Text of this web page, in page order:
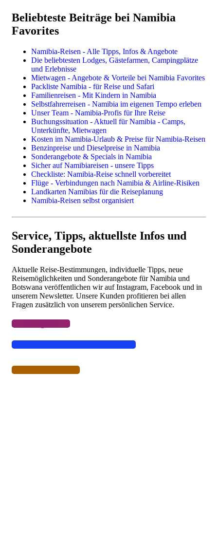
Selbstfahrerreisen im Mietwagen oder Camper
Privat geführte Reisen
Kleingruppen- & Gruppenreisen
Kleingruppenreisen im Safaribus
Geführte Selbstfahrerreisen
Flugsafaris
Reisethemen
Familienreisen
Camping in Namibia
Fotoreisen & Fotosafari
Einzelne Leistungen
Camper & Mietwagen
Lodges, Camps, Gästefarmen, Hotels
Camper & Mietwagen Übersicht
Dachzelt-Camper
Bushcamper & Wohnmobile
Buchungssituation 2025 & 2026
Packliste für Safari & Reise
Highlights, Sehenswürdigkeiten, Reiseregionen
Preise & Kosten in Namibia
Landkarten & Reiseführer
Impfungen, Malariaprophylaxe, Sicherheit
Reiserouten
Flüge
Mietwagen
Lodges, Gästefarmen, Hotels
Camping & Campingplätze
Beliebteste Beiträge bei Namibia
Favorites
Namibia-Reisen - Alle Tipps, Infos & Angebote
Die beliebtesten Lodges, Gästefarmen, Campingplätze
und Erlebnisse
Mietwagen - Angebote & Vorteile bei Namibia Favorites
Packliste Namibia - für Reise und Safari
Familienreisen - Mit Kindern in Namibia
Selbstfahrerreisen - Namibia im eigenen Tempo erleben
Unser Team - Namibia-Profis für Ihre Reise
Buchungssituation - Aktuell für Namibia - Camps,
Unterkünfte, Mietwagen
Kosten im Namibia-Urlaub & Preise für Namibia-Reisen
Benzinpreise und Dieselpreise in Namibia
Sonderangebote & Specials in Namibia
Sicher auf Namibiareisen - unsere Tipps
Checkliste: Namibia-Reise schnell vorbereitet
Flüge - Verbindungen nach Namibia & Airline-Risiken
Landkarten Namibias für die Reiseplanung
Namibia-Reisen selbst organisiert
Service, Tipps, aktuellste Infos und
Sonderangebote
Aktuelle Reise-Bestimmungen, individuelle Tipps, neue
Reisemöglichkeiten und Sonderangebote für Namibia und
Botswana veröffentlichen wir auf Instagram, Facebook und in
unserem Newsletter. Unsere Kunden profitieren bei allen
Fragen zusätzlich von unserem persönlichen Service.
Newsletter